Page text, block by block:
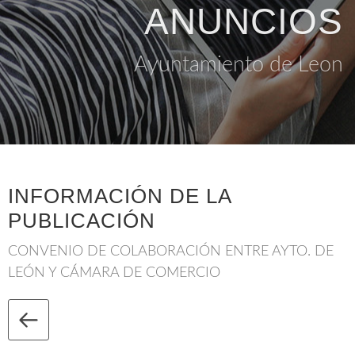
ANUNCIOS
Ayuntamiento de Leon
INFORMACIÓN DE LA
PUBLICACIÓN
CONVENIO DE COLABORACIÓN ENTRE AYTO. DE
LEÓN Y CÁMARA DE COMERCIO